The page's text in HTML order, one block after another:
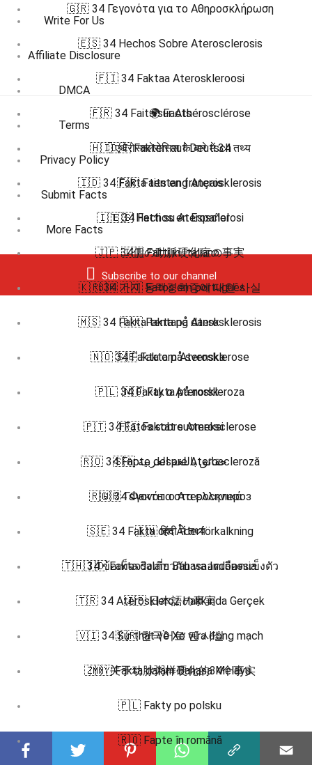
Write For Us
Affiliate Disclosure
DMCA
Terms
Privacy Policy
Submit Facts
More Facts
Subscribe to our channel
🇬🇷 34 Γεγονότα για το Αθηροσκλήρωση
🇪🇸 34 Hechos Sobre Aterosclerosis
🇫🇮 34 Faktaa Ateroskleroosi
🇫🇷 34 Faits sur Athérosclérose
🇭🇮 एथेरोस्क्लेरोसिस के बारे में 34 तथ्य
🇮🇩 34 Fakta tentang Aterosklerosis
🇮🇹 34 Fatti su Aterosclerosi
🇯🇵 34個の動脈硬化症の事実
🇰🇷 34 가지 동맥경화증에 대한 사실
🇲🇸 34 Fakta tentang Aterosklerosis
🇳🇴 34 Fakta om Aterosklerose
🇵🇱 34 Fakty o Ateroskleroza
🇵🇹 34 Fatos sobre Aterosclerose
🇷🇴 34 Fapte despre Ateroscleroză
🇷🇺 34 Факты о Атеросклероз
🇸🇪 34 Fakta om Åderförkalkning
🇹🇭 34 ข้อเท็จจริงเกี่ยวกับ หลอดเลือดแข็งตัว
🇹🇷 34 Ateroskleroz Hakkında Gerçek
🇻🇮 34 Sự thật về Xơ vữa động mạch
🇿🇭 关于动脉粥样硬化的34个事实
🌍 Facts
🇩🇪 Fakten auf Deutsch
🇫🇷 Faits en français
🇪🇸 Hechos en Español
🇮🇹 Fatti in Italiano
🇧🇷 🇵🇹 Fatos em português
🇩🇰 Fakta på dansk
🇸🇪 Fakta på svenska
🇳🇴 Fakta på norsk
🇫🇮 Faktat suomeksi
🇸🇦 حقائق باللغة العربية
🇬🇷 Γεγονότα στα ελληνικά
🇮🇳 हिंदी में तथ्य
🇮🇩 Fakta dalam Bahasa Indonesia
🇯🇵 日本語の事実
🇰🇷 한국어로 된 사실
🇲🇾 Fakta dalam Bahasa Melayu
🇵🇱 Fakty po polsku
🇷🇴 Fapte în română